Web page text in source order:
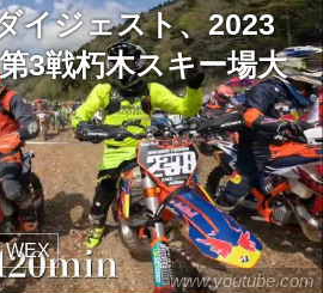
www.youtube.com
イジェスト、2023
3戦朽木スキー場大
WEX